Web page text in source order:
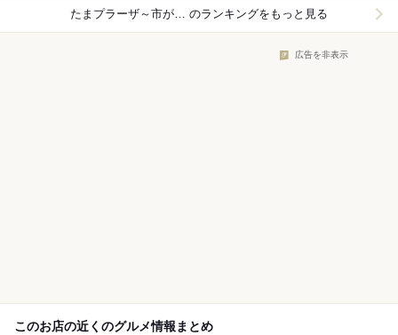
たまプラーザ～市が尾×中華料理 のランキングをもっと見る
広告を非表示
このお店の近くのグルメ情報まとめ